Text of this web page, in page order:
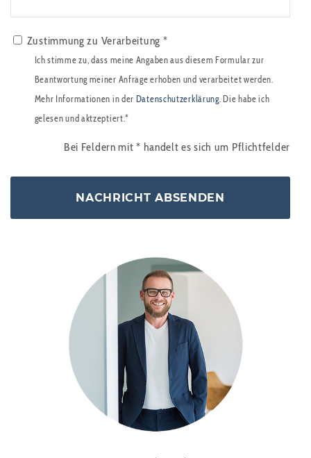
Zustimmung zu Verarbeitung *
Ich stimme zu, dass meine Angaben aus diesem Formular zur
Beantwortung meiner Anfrage erhoben und verarbeitet werden.
Mehr Informationen in der Datenschutzerklärung. Die habe ich
gelesen und aktzeptiert.*
Bei Feldern mit* handelt es sich um Pflichtfelder